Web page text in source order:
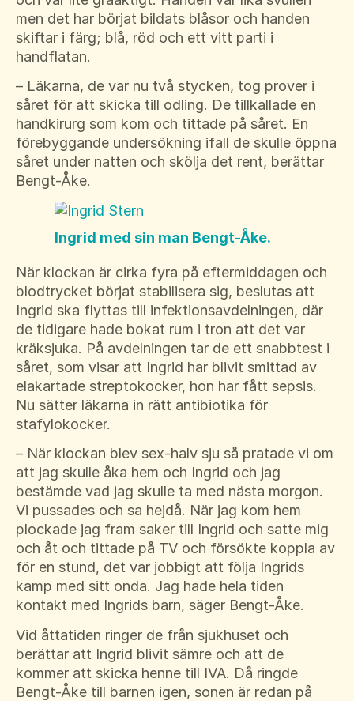
men det har börjat bildats blåsor och handen
skiftar i färg; blå, röd och ett vitt parti i
handflatan.
– Läkarna, de var nu två stycken, tog prover i
såret för att skicka till odling. De tillkallade en
handkirurg som kom och tittade på såret. En
förebyggande undersökning ifall de skulle öppna
såret under natten och skölja det rent, berättar
Bengt-Åke.
Ingrid med sin man Bengt-Åke.
När klockan är cirka fyra på eftermiddagen och
blodtrycket börjat stabilisera sig, beslutas att
Ingrid ska flyttas till infektionsavdelningen, där
de tidigare hade bokat rum i tron att det var
kräksjuka. På avdelningen tar de ett snabbtest i
såret, som visar att Ingrid har blivit smittad av
elakartade streptokocker, hon har fått sepsis.
Nu sätter läkarna in rätt antibiotika för
stafylokocker.
– När klockan blev sex-halv sju så pratade vi om
att jag skulle åka hem och Ingrid och jag
bestämde vad jag skulle ta med nästa morgon.
Vi pussades och sa hejdå. När jag kom hem
plockade jag fram saker till Ingrid och satte mig
och åt och tittade på TV och försökte koppla av
för en stund, det var jobbigt att följa Ingrids
kamp med sitt onda. Jag hade hela tiden
kontakt med Ingrids barn, säger Bengt-Åke.
Vid åttatiden ringer de från sjukhuset och
berättar att Ingrid blivit sämre och att de
kommer att skicka henne till IVA. Då ringde
Bengt-Åke till barnen igen, sonen är redan på